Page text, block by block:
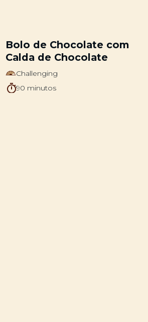
Bolo de Chocolate com
Calda de Chocolate
Challenging
90 minutos